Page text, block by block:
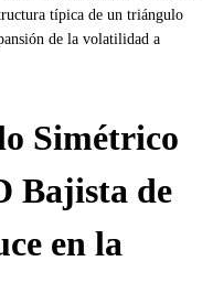
típica de un triángulo
de la volatilidad a
Simétrico
Bajista de
en la